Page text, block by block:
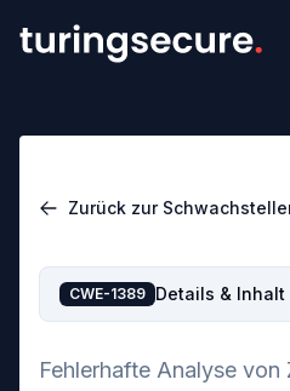
Zurück zur
CWE-1389 Details & Inhalt
Fehlerhafte Analyse von